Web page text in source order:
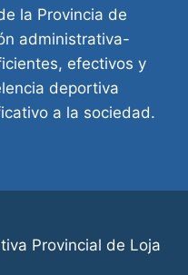
la Provincia de
administrativa-
efectivos y
deportiva
a la sociedad.
Provincial de Loja